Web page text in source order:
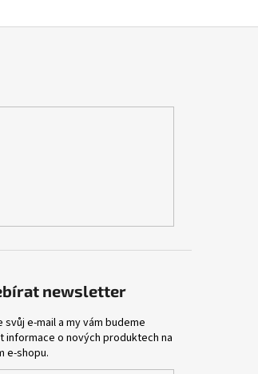
newsletter
svůj e-mail a my vám budeme
informace o nových produktech na
e-shopu.